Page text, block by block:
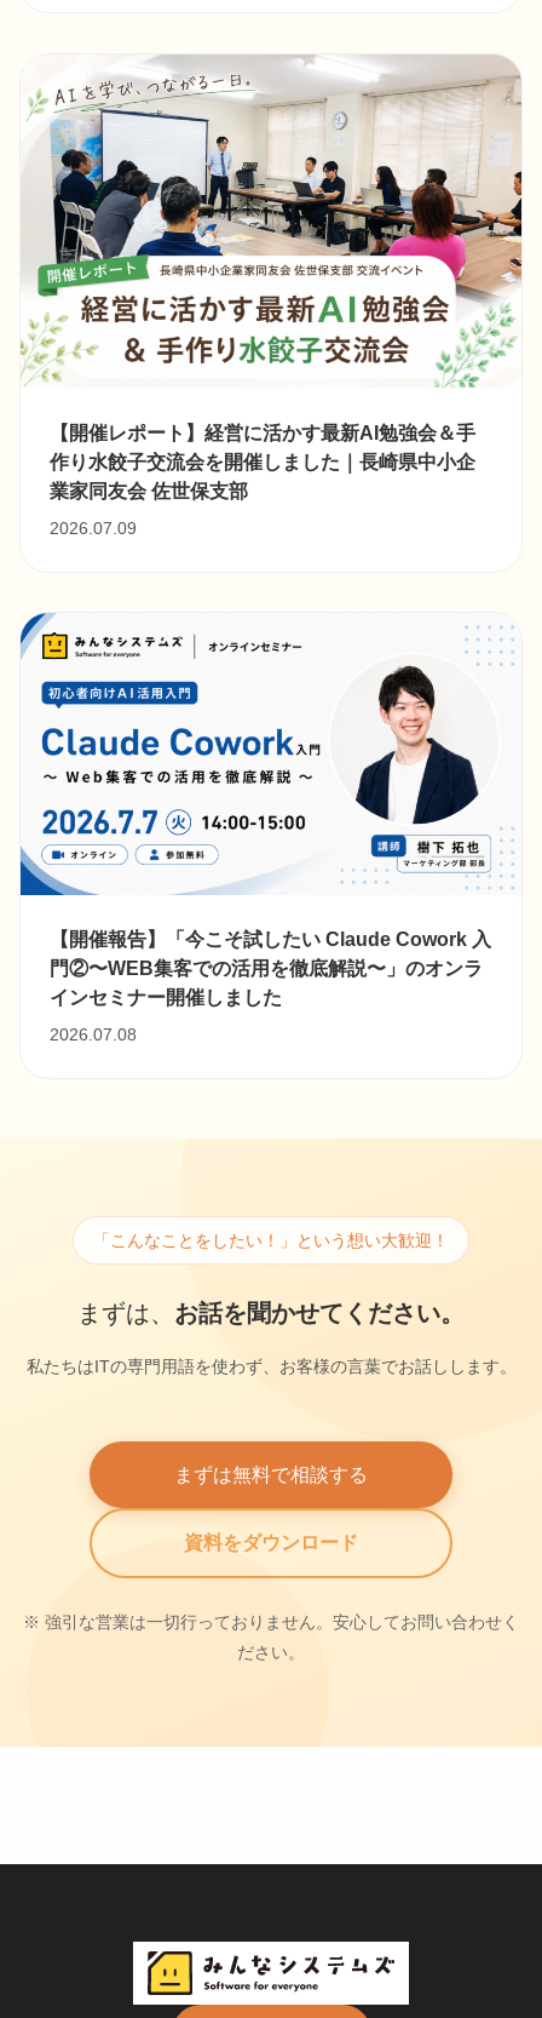
【開催レポート】経営に活かす最新AI勉強会＆手
作り水餃子交流会を開催しました｜長崎県中小企
業家同友会 佐世保支部
2026.07.09
【開催報告】「今こそ試したい Claude Cowork 入
門②〜WEB集客での活用を徹底解説〜」のオンラ
インセミナー開催しました
2026.07.08
「こんなことをしたい！」という想い大歓迎！
まずは、 お話を聞かせてください。
私たちはITの専門用語を使わず、お客様の言葉でお話しします。
まずは無料で相談する
資料をダウンロード
※ 強引な営業は一切行っておりません。安心してお問い合わせく
ださい。